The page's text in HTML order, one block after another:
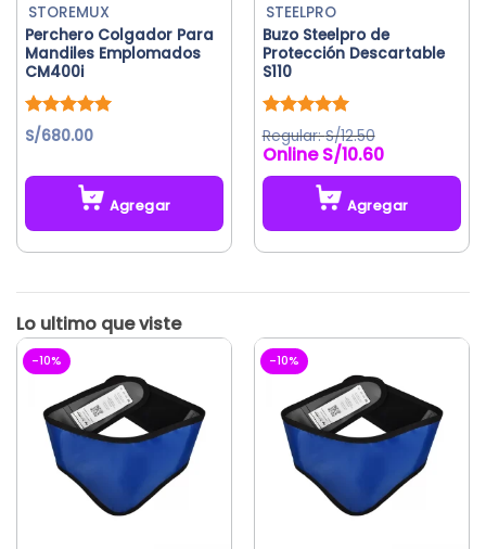
página
de
producto
Perchero Colgador Para
Mandiles Emplomados
CM400i
Valorado
con5.00
STOREMUX
S/680.00
Agregar
Buzo Steelpro de
Protección Descartable
S110
Valorado
con5.00
de 5
STEELPRO
S/12.50
S/10.60
Agregar
tiene
variantes.
Las
opciones
pueden
elegir
-10% -10%